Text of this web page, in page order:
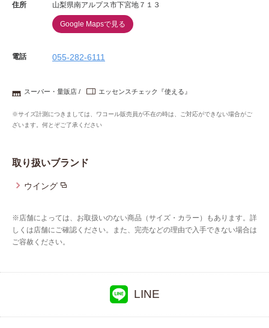
住所 山梨県南アルプス市下宮地７１３
Google Mapsで見る
電話 055-282-6111
スーパー・量販店 エッセンスチェック『使える』
※サイズ計測につきましては、ワコール販売員が不在の時は、ご対応ができない場合がご
ざいます。何とぞご了承ください
取り扱いブランド
ウイング
※店舗によっては、お取扱いのない商品（サイズ・カラー）もあります。詳
しくは店舗にご確認ください。また、完売などの理由で入手できない場合は
ご容赦ください。
LINE